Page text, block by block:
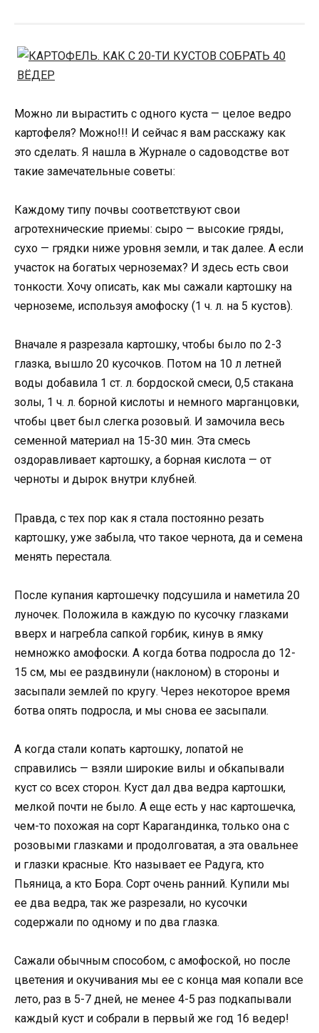
Можно ли вырастить с одного куста — целое ведро
картофеля? Можно!!! И сейчас я вам расскажу как
это сделать. Я нашла в Журнале о садоводстве вот
такие замечательные советы:
Каждому типу почвы соответствуют свои
агротехнические приемы: сыро — высокие гряды,
сухо — грядки ниже уровня земли, и так далее. А если
участок на богатых черноземах? И здесь есть свои
тонкости. Хочу описать, как мы сажали картошку на
черноземе, используя амофоску (1 ч. л. на 5 кустов).
Вначале я разрезала картошку, чтобы было по 2-3
глазка, вышло 20 кусочков. Потом на 10 л летней
воды добавила 1 ст. л. бордоской смеси, 0,5 стакана
золы, 1 ч. л. борной кислоты и немного марганцовки,
чтобы цвет был слегка розовый. И замочила весь
семенной материал на 15-30 мин. Эта смесь
оздоравливает картошку, а борная кислота — от
черноты и дырок внутри клубней.
Правда, с тех пор как я стала постоянно резать
картошку, уже забыла, что такое чернота, да и семена
менять перестала.
После купания картошечку подсушила и наметила 20
луночек. Положила в каждую по кусочку глазками
вверх и нагребла сапкой горбик, кинув в ямку
немножко амофоски. А когда ботва подросла до 12-
15 см, мы ее раздвинули (наклоном) в стороны и
засыпали землей по кругу. Через некоторое время
ботва опять подросла, и мы снова ее засыпали.
А когда стали копать картошку, лопатой не
справились — взяли широкие вилы и обкапывали
куст со всех сторон. Куст дал два ведра картошки,
мелкой почти не было. А еще есть у нас картошечка,
чем-то похожая на сорт Карагандинка, только она с
розовыми глазками и продолговатая, а эта овальнее
и глазки красные. Кто называет ее Радуга, кто
Пьяница, а кто Бора. Сорт очень ранний. Купили мы
ее два ведра, так же разрезали, но кусочки
содержали по одному и по два глазка.
Сажали обычным способом, с амофоской, но после
цветения и окучивания мы ее с конца мая копали все
лето, раз в 5-7 дней, не менее 4-5 раз подкапывали
каждый куст и собрали в первый же год 16 ведер!